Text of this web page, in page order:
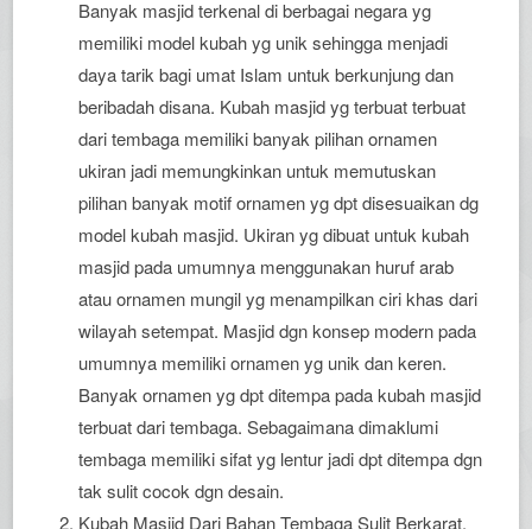
Banyak masjid terkenal di berbagai negara yg
memiliki model kubah yg unik sehingga menjadi
daya tarik bagi umat Islam untuk berkunjung dan
beribadah disana. Kubah masjid yg terbuat terbuat
dari tembaga memiliki banyak pilihan ornamen
ukiran jadi memungkinkan untuk memutuskan
pilihan banyak motif ornamen yg dpt disesuaikan dg
model kubah masjid. Ukiran yg dibuat untuk kubah
masjid pada umumnya menggunakan huruf arab
atau ornamen mungil yg menampilkan ciri khas dari
wilayah setempat. Masjid dgn konsep modern pada
umumnya memiliki ornamen yg unik dan keren.
Banyak ornamen yg dpt ditempa pada kubah masjid
terbuat dari tembaga. Sebagaimana dimaklumi
tembaga memiliki sifat yg lentur jadi dpt ditempa dgn
tak sulit cocok dgn desain.
Kubah Masjid Dari Bahan Tembaga Sulit Berkarat.